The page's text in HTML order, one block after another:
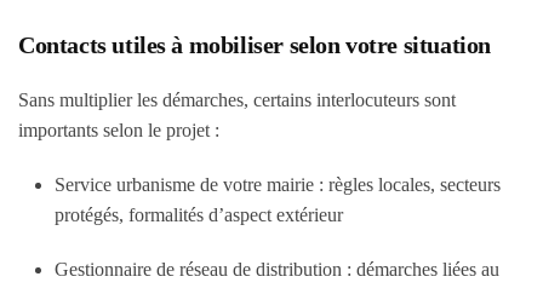
Contacts utiles à mobiliser selon votre situation
Sans multiplier les démarches, certains interlocuteurs sont
importants selon le projet :
Service urbanisme de votre mairie : règles locales, secteurs
protégés, formalités d’aspect extérieur
Gestionnaire de réseau de distribution : démarches liées au